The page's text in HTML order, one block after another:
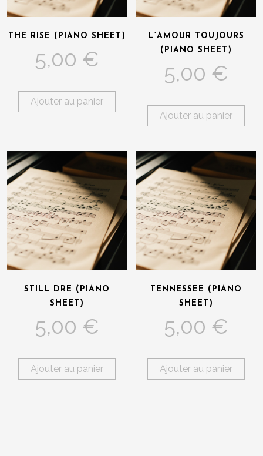
THE RISE (PIANO SHEET)
5,00 €
Ajouter au panier
L’AMOUR TOUJOURS
(PIANO SHEET)
5,00 €
Ajouter au panier
STILL DRE (PIANO
SHEET)
5,00 €
Ajouter au panier
TENNESSEE (PIANO
SHEET)
5,00 €
Ajouter au panier